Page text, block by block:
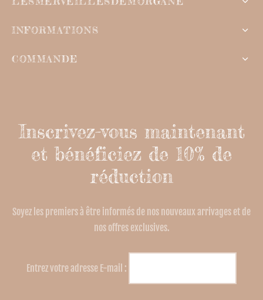
INFORMATIONS
COMMANDE
Inscrivez-vous maintenant
et bénéficiez de 10% de
réduction
Soyez les premiers à être informés de nos nouveaux arrivages et de
nos offres exclusives.
Entrez votre adresse E-mail :